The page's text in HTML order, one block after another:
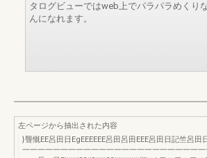
タログビューではweb上でパラパラめくり
んになれます。
左ページから抽出された内容
}聾慨EE呂田日EgEEEEEE呂田呂田EEE呂田日記竺呂田
一一一一一一一一一一一一一一一一一一一一一一一